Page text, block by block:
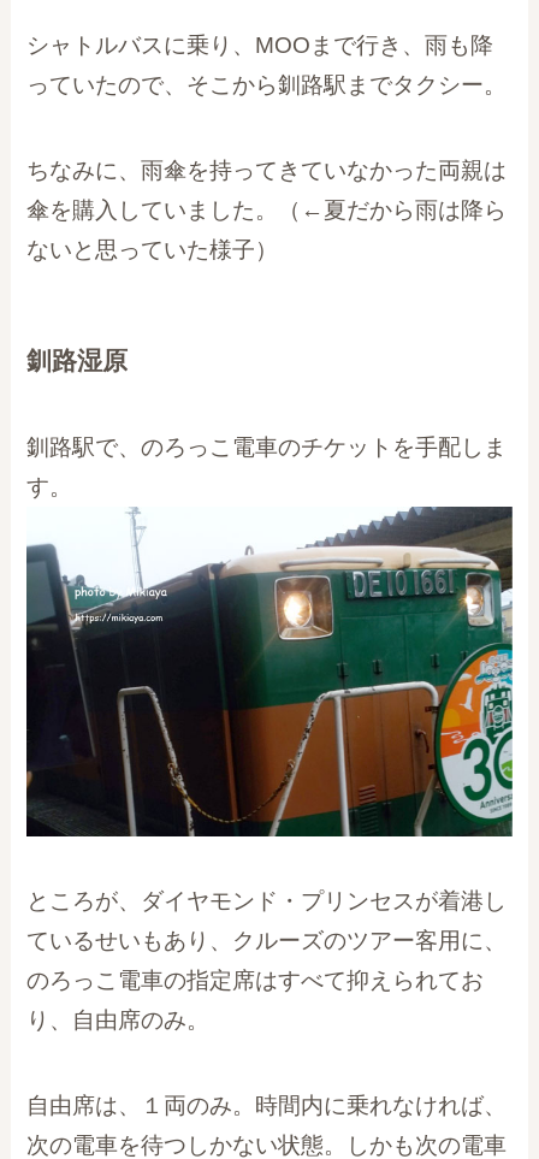
シャトルバスに乗り、MOOまで行き、雨も降
っていたので、そこから釧路駅までタクシー。
ちなみに、雨傘を持ってきていなかった両親は
傘を購入していました。（←夏だから雨は降ら
ないと思っていた様子）
釧路湿原
釧路駅で、のろっこ電車のチケットを手配しま
す。
ところが、ダイヤモンド・プリンセスが着港し
ているせいもあり、クルーズのツアー客用に、
のろっこ電車の指定席はすべて抑えられてお
り、自由席のみ。
自由席は、１両のみ。時間内に乗れなければ、
次の電車を待つしかない状態。しかも次の電車